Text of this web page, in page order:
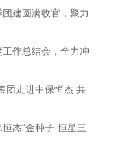
建圆满收官，聚力
作总结会，全力冲
团走进中保恒杰 共
杰“金种子·恒星三